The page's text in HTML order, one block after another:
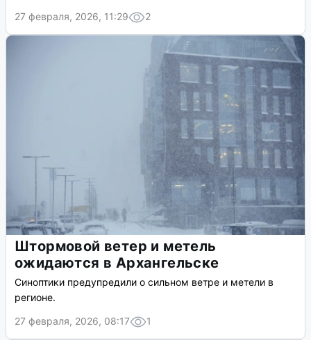
27 февраля, 2026, 11:29
2
Штормовой ветер и метель
ожидаются в Архангельске
Синоптики предупредили о сильном ветре и метели в
регионе.
27 февраля, 2026, 08:17
1